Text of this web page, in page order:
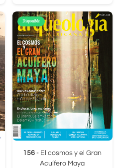
Disponible
156 - El cosmos y el Gran
Acuífero Maya